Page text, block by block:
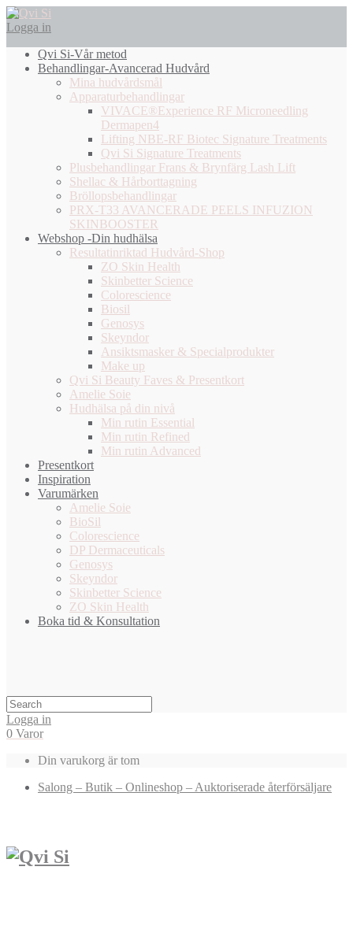
Logga in
Qvi Si-Vår metod
Behandlingar-Avancerad Hudvård
Mina hudvårdsmål
Apparaturbehandlingar
VIVACE®Experience RF Microneedling
Dermapen4
Lifting NBE-RF Biotec Signature Treatments
Qvi Si Signature Treatments
Plusbehandlingar Frans & Brynfärg Lash Lift
Shellac & Hårborttagning
Bröllopsbehandlingar
PRX-T33 AVANCERADE PEELS INFUZION
SKINBOOSTER
Webshop -Din hudhälsa
Resultatinriktad Hudvård-Shop
ZO Skin Health
Skinbetter Science
Colorescience
Biosil
Genosys
Skeyndor
Ansiktsmasker & Specialprodukter
Make up
Qvi Si Beauty Faves & Presentkort
Amelie Soie
Hudhälsa på din nivå
Min rutin Essential
Min rutin Refined
Min rutin Advanced
Presentkort
Inspiration
Varumärken
Amelie Soie
BioSil
Colorescience
DP Dermaceuticals
Genosys
Skeyndor
Skinbetter Science
ZO Skin Health
Boka tid & Konsultation
Logga in
0 Varor
Din varukorg är tom
Salong – Butik – Onlineshop – Auktoriserade återförsäljare